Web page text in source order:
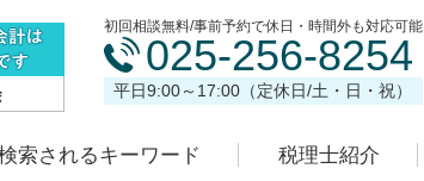
初回相談無料/事前予約で休日・時間外も対応可能
025-256-8254
平日9:00～17:00（定休日/土・日・祝）
索されるキーワード 税理士紹介